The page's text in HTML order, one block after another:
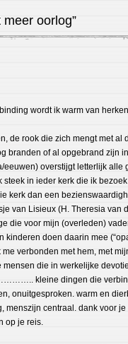
oorlog”
wordt ik warm van
de rook die zich mengt met al
branden of al opgebrand zijn
eeuwen) overstijgt letterlijk alle
steek in ieder kerk die ik
kerk dan een
van Lisieux (H. Theresia van
die voor mijn (overleden)
kinderen doen daarin mee
me verbonden met hem, met
mensen die in werkelijke
kleine dingen die
onuitgesproken. warm en
menszijn centraal. dank voor je
op je reis.